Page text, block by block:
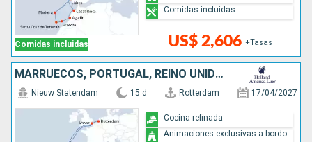
Comidas incluidas US$ 2,606 +Tasas
Comidas incluidas
MARRUECOS, PORTUGAL, REINO UNIDO, PAISES BAJOS
Nieuw Statendam 15 d Rotterdam 17/04/2027
Cocina refinada
Animaciones exclusivas a bordo